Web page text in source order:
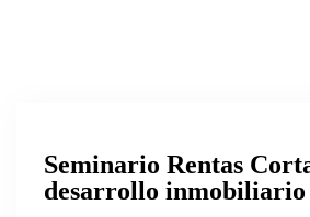
Seminario Rentas
desarrollo inmobiliario